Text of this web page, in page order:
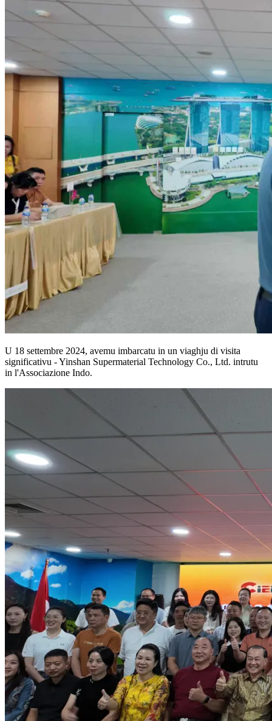
U 18 settembre 2024, avemu imbarcatu in un viaghju di visita
significativu - Yinshan Supermaterial Technology Co., Ltd. intrutu
in l'Associazione Indo.